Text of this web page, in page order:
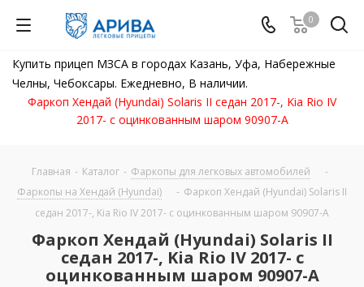
0
Купить прицеп МЗСА в городах Казань, Уфа, Набережные
Челны, Чебоксары. Ежедневно, В наличии.
Фаркоп Хендай (Hyundai) Solaris II седан 2017-, Kia Rio IV
2017- с оцинкованным шаром 90907-A
Главная - Каталог - Фаркопы для легковых автомобилей
-
Фаркопы на Хендай (Hyundai)
- Фаркоп Хендай (Hyundai) Solaris II
седан 2017-, Kia Rio IV 2017- с оцинкованным шаром 90907-A
Фаркоп Хендай (Hyundai) Solaris II
седан 2017-, Kia Rio IV 2017- с
оцинкованным шаром 90907-A